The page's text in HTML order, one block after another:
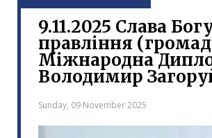
9.11.2025 Слава
правління
Міжнародна
Володимир
Sunday, 09 November 2025